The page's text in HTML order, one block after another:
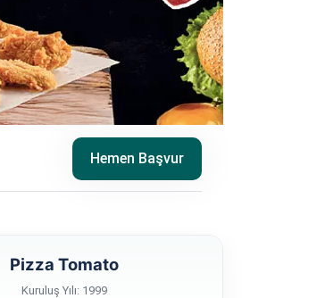
Hemen Başvur
Pizza Tomato
Kuruluş Yılı: 1999